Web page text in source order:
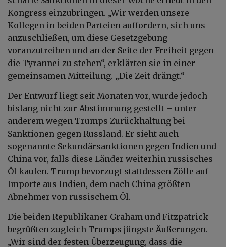
Kongress einzubringen. „Wir werden unsere
Kollegen in beiden Parteien auffordern, sich uns
anzuschließen, um diese Gesetzgebung
voranzutreiben und an der Seite der Freiheit gegen
die Tyrannei zu stehen“, erklärten sie in einer
gemeinsamen Mitteilung. „Die Zeit drängt.“
Der Entwurf liegt seit Monaten vor, wurde jedoch
bislang nicht zur Abstimmung gestellt – unter
anderem wegen Trumps Zurückhaltung bei
Sanktionen gegen Russland. Er sieht auch
sogenannte Sekundärsanktionen gegen Indien und
China vor, falls diese Länder weiterhin russisches
Öl kaufen. Trump bevorzugt stattdessen Zölle auf
Importe aus Indien, dem nach China größten
Abnehmer von russischem Öl.
Die beiden Republikaner Graham und Fitzpatrick
begrüßten zugleich Trumps jüngste Äußerungen.
„Wir sind der festen Überzeugung, dass die